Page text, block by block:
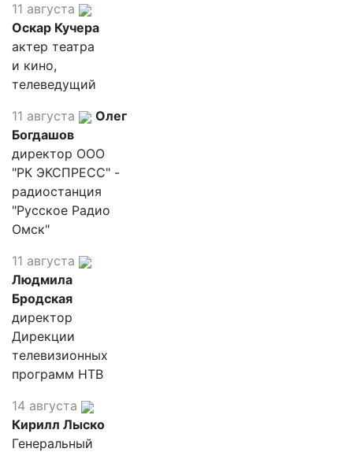
11 августа
Оскар Кучера
актер театра
и кино,
телеведущий
11 августа
Олег
Богдашов
директор ООО
"РК ЭКСПРЕСС" -
радиостанция
"Русское Радио
Омск"
11 августа
Людмила
Бродская
директор
Дирекции
телевизионных
программ НТВ
14 августа
Кирилл Лыско
Генеральный